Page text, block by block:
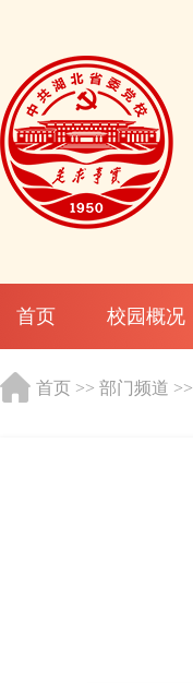
首页 校园概况
首页 >> 部门频道 >>